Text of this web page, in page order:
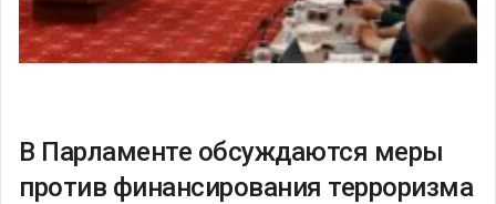
В Парламенте обсуждаются меры
против финансирования терроризма